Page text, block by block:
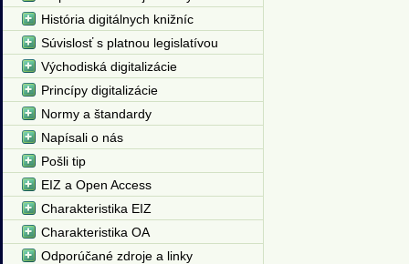
História digitálnych knižníc
Súvislosť s platnou legislatívou
Východiská digitalizácie
Princípy digitalizácie
Normy a štandardy
Napísali o nás
Pošli tip
EIZ a Open Access
Charakteristika EIZ
Charakteristika OA
Odporúčané zdroje a linky